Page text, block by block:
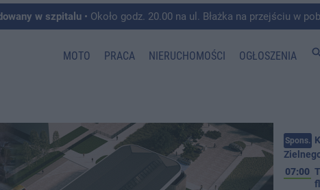
w szpitalu • Około godz. 20.00 na ul. Błażka na przejściu w pobliżu ul. Wojska
MOTO PRACA NIERUCHOMOŚCI OGŁOSZENIA
Spons.
07:00